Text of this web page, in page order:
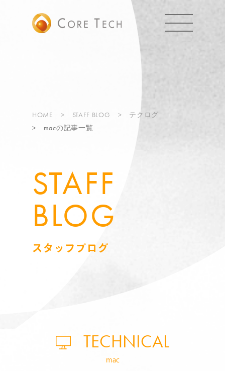
HOME STAFF BLOG
テクログ
macの記事一覧
STAFF
BLOG
スタッフブログ
TECHNICAL
mac